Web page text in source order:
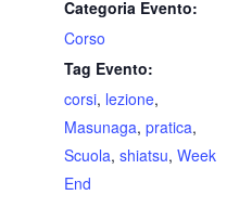
Categoria Evento:
Corso
Tag Evento:
corsi, lezione,
Masunaga, pratica,
Scuola, shiatsu, Week
End